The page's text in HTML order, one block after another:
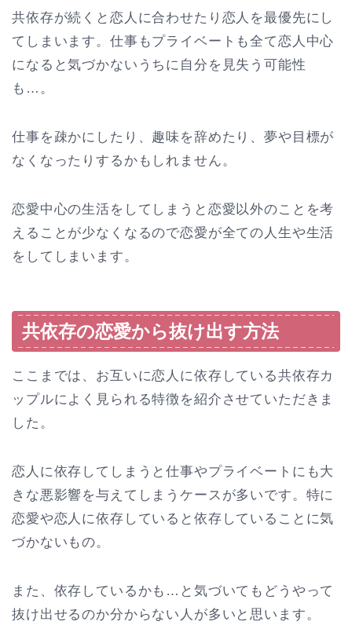
共依存が続くと恋人に合わせたり恋人を最優先にし
てしまいます。仕事もプライベートも全て恋人中心
になると気づかないうちに自分を見失う可能性
も…。
仕事を疎かにしたり、趣味を辞めたり、夢や目標が
なくなったりするかもしれません。
恋愛中心の生活をしてしまうと恋愛以外のことを考
えることが少なくなるので恋愛が全ての人生や生活
をしてしまいます。
共依存の恋愛から抜け出す方法
ここまでは、お互いに恋人に依存している共依存カ
ップルによく見られる特徴を紹介させていただきま
した。
恋人に依存してしまうと仕事やプライベートにも大
きな悪影響を与えてしまうケースが多いです。特に
恋愛や恋人に依存していると依存していることに気
づかないもの。
また、依存しているかも…と気づいてもどうやって
抜け出せるのか分からない人が多いと思います。